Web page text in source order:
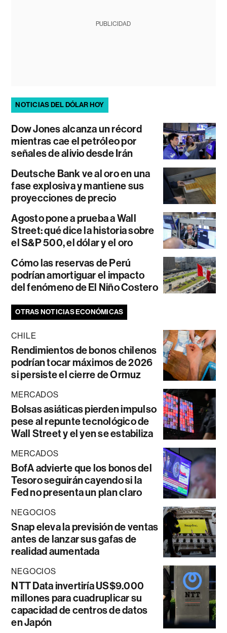
PUBLICIDAD
NOTICIAS DEL DÓLAR HOY
Dow Jones alcanza un récord
mientras cae el petróleo por
señales de alivio desde Irán
Deutsche Bank ve al oro en una
fase explosiva y mantiene sus
proyecciones de precio
Agosto pone a prueba a Wall
Street: qué dice la historia sobre
el S&P 500, el dólar y el oro
Cómo las reservas de Perú
podrían amortiguar el impacto
del fenómeno de El Niño Costero
OTRAS NOTICIAS ECONÓMICAS
CHILE
Rendimientos de bonos chilenos
podrían tocar máximos de 2026
si persiste el cierre de Ormuz
MERCADOS
Bolsas asiáticas pierden impulso
pese al repunte tecnológico de
Wall Street y el yen se estabiliza
MERCADOS
BofA advierte que los bonos del
Tesoro seguirán cayendo si la
Fed no presenta un plan claro
NEGOCIOS
Snap eleva la previsión de ventas
antes de lanzar sus gafas de
realidad aumentada
NEGOCIOS
NTT Data invertiría US$9.000
millones para cuadruplicar su
capacidad de centros de datos
en Japón